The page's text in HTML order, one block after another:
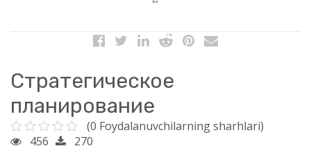
Стратегическое
планирование
(0 Foydalanuvchilarning sharhlari)
456
270